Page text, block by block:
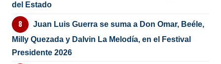
del Estado
Juan Luis Guerra se suma a Don Omar, Beéle,
Milly Quezada y Dalvin La Melodía, en el Festival
Presidente 2026